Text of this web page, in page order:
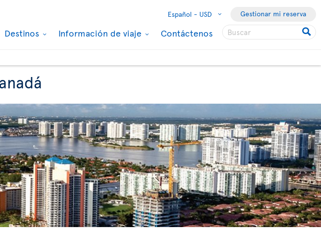
Español - USD Gestionar mi reserva
Destinos Información de viaje Contáctenos